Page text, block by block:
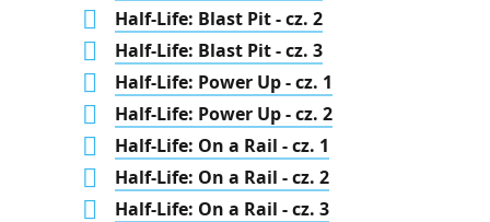
Half-Life: Blast Pit - cz. 2
Half-Life: Blast Pit - cz. 3
Half-Life: Power Up - cz. 1
Half-Life: Power Up - cz. 2
Half-Life: On a Rail - cz. 1
Half-Life: On a Rail - cz. 2
Half-Life: On a Rail - cz. 3